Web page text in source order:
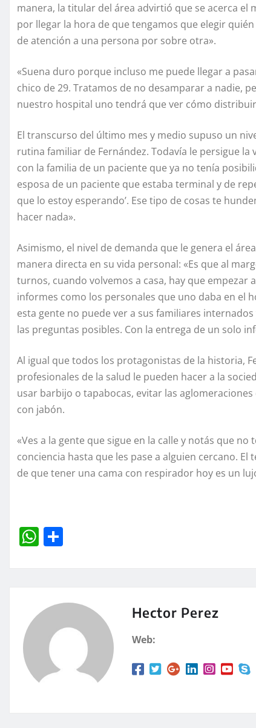
manera, la titular del área advirtió que se acerca
por llegar la hora de que tengamos que elegir
de atención a una persona por sobre otra».
«Suena duro porque incluso me puede llegar a
chico de 29. Tratamos de no desamparar a nadie,
nuestro hospital uno tendrá que ver cómo
El transcurso del último mes y medio supuso un
rutina familiar de Fernández. Todavía le persigue
con la familia de un paciente que ya no tenía
esposa de un paciente que estaba terminal y de
que lo estoy esperando’. Ese tipo de cosas te
hacer nada».
Asimismo, el nivel de demanda que le genera el
manera directa en su vida personal: «Es que al
turnos, cuando volvemos a casa, hay que empezar
informes como los personales que uno daba en el
esta gente no puede ver a sus familiares
las preguntas posibles. Con la entrega de un solo
Al igual que todos los protagonistas de la historia,
profesionales de la salud le pueden hacer a la
usar barbijo o tapabocas, evitar las
con jabón.
«Ves a la gente que sigue en la calle y notás que
conciencia hasta que les pase a alguien cercano.
de que tener una cama con respirador hoy es un
W
A
p
rt
Hector Perez
Web: